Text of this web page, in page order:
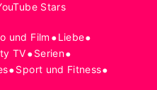
Stars
und Film •Liebe•
TV•Serien•
•Sport und Fitness•